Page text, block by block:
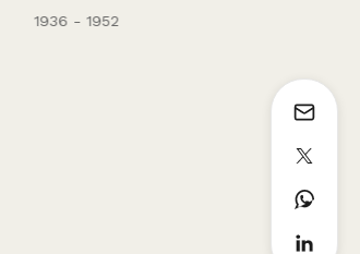
1936 - 1952